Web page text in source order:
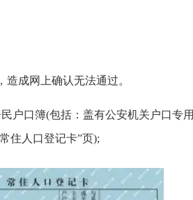
成网上确认无法通过。
户口簿(包括：盖有公安机关户口专用
住人口登记卡”页);